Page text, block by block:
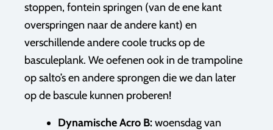
stoppen, fontein springen (van de ene kant
overspringen naar de andere kant) en
verschillende andere coole trucks op de
basculeplank. We oefenen ook in de trampoline
op salto’s en andere sprongen die we dan later
op de bascule kunnen proberen!
Dynamische Acro B:woensdag van